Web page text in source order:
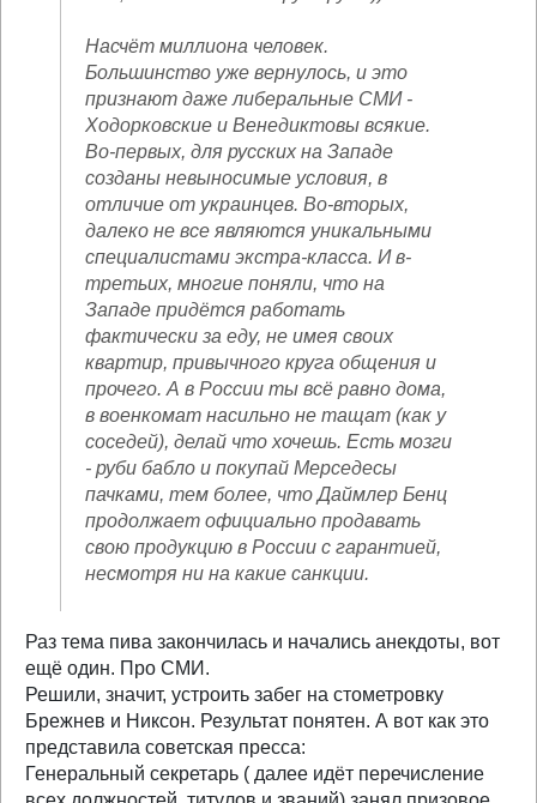
Насчёт миллиона человек.
Большинство уже вернулось, и это
признают даже либеральные СМИ -
Ходорковские и Венедиктовы всякие.
Во-первых, для русских на Западе
созданы невыносимые условия, в
отличие от украинцев. Во-вторых,
далеко не все являются уникальными
специалистами экстра-класса. И в-
третьих, многие поняли, что на
Западе придётся работать
фактически за еду, не имея своих
квартир, привычного круга общения и
прочего. А в России ты всё равно дома,
в военкомат насильно не тащат (как у
соседей), делай что хочешь. Есть мозги
- руби бабло и покупай Мерседесы
пачками, тем более, что Даймлер Бенц
продолжает официально продавать
свою продукцию в России с гарантией,
несмотря ни на какие санкции.
Раз тема пива закончилась и начались анекдоты, вот
ещё один. Про СМИ.
Решили, значит, устроить забег на стометровку
Брежнев и Никсон. Результат понятен. А вот как это
представила советская пресса:
Генеральный секретарь ( далее идёт перечисление